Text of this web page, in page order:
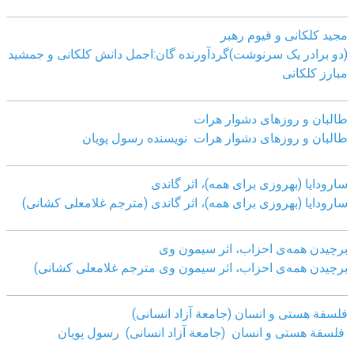
مجید کلکانی و قیوم رهبر
(دو برادر یک سرنوشت)گردآورنده گان:اجمل دانش کلکانی و جمشید
مبارز کلکانی
طالبان و روزهای دشوار هرات
طالبان و روزهای دشوار هرات نویسنده رسول پویان
سارودایا (بهروزی برای همه)، اثر گاندی
سارودایا (بهروزی برای همه)، اثر گاندی (مترجم غلامعلی کشانی)
برچیدن همه‌ی احزاب، اثر سیمون وی
برچیدن همه‌ی احزاب، اثر سیمون وی مترجم غلامعلی کشانی)
فلسفة هستی و انسان (جامعة آزاد انسانی)
فلسفة هستی و انسان (جامعة آزاد انسانی) رسول پویان